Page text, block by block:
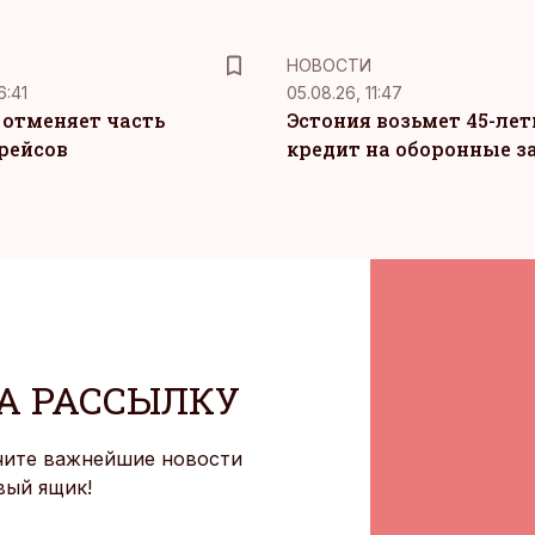
часть
НОВОСТИ
05.08.26, 11:47
Эстония возьмет 45-
кредит на оборонные
РАССЫЛКУ
важнейшие новости
ящик!